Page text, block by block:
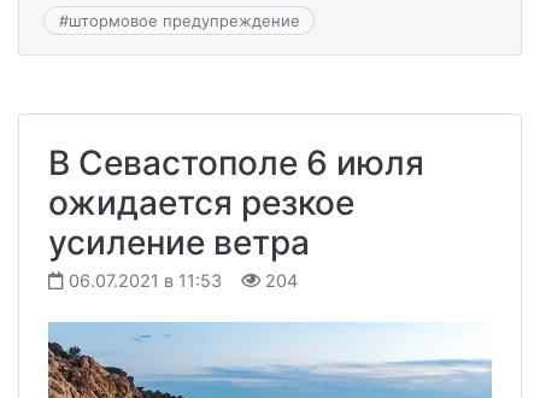
#штормовое предупреждение
В Севастополе 6 июля
ожидается резкое
усиление ветра
06.07.2021 в 11:53 204